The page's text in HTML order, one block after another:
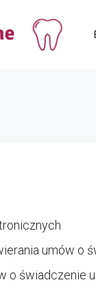
umów o
o świadczenie